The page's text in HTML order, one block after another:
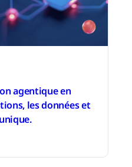
agentique en
les données et